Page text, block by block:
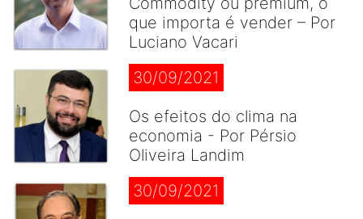
que importa é vender – Por
Luciano Vacari
30/09/2021
Os efeitos do clima na
economia - Por Pérsio
Oliveira Landim
30/09/2021